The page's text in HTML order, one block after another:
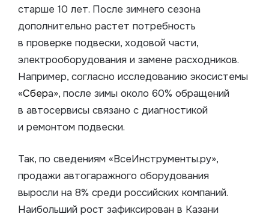
старше 10 лет. После зимнего сезона
дополнительно растет потребность
в проверке подвески, ходовой части,
электрооборудования и замене расходников.
Например, согласно исследованию экосистемы
«Сбера», после зимы около 60% обращений
в автосервисы связано с диагностикой
и ремонтом подвески.
Так, по сведениям «ВсеИнструменты.ру»,
продажи автогаражного оборудования
выросли на 8% среди российских компаний.
Наибольший рост зафиксирован в Казани